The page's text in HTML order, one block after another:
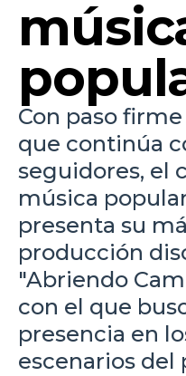
Con paso
que continúa
seguidores, el
música
presenta su
producción
"Abriendo
con el que
presencia en
escenarios del